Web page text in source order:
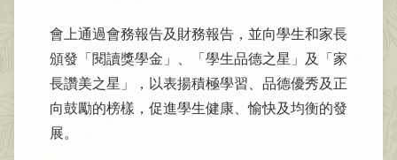
會上通過會務報告及財務報告，並向學生和家長
頒發「閱讀獎學金」、「學生品德之星」及「家
長讚美之星」，以表揚積極學習、品德優秀及正
向鼓勵的榜樣，促進學生健康、愉快及均衡的發
展。